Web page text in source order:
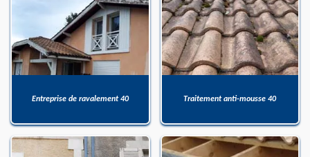
Entreprise de ravalement 40 Traitement anti-mousse 40